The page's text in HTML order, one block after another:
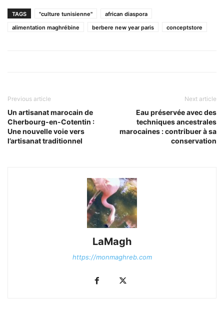
TAGS "culture tunisienne"
african diaspora
alimentation maghrébine
berbere new year paris conceptstore
Previous article
Un artisanat marocain de
Cherbourg-en-Cotentin :
Une nouvelle voie vers
l’artisanat traditionnel
Next article
Eau préservée avec des
techniques ancestrales
marocaines : contribuer à sa
conservation
LaMagh
https://monmaghreb.com